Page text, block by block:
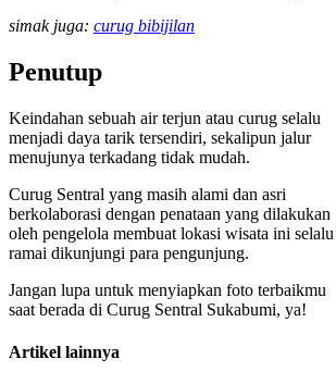
simak juga: curug bibijilan
Penutup
Keindahan sebuah air terjun atau curug selalu
menjadi daya tarik tersendiri, sekalipun jalur
menujunya terkadang tidak mudah.
Curug Sentral yang masih alami dan asri
berkolaborasi dengan penataan yang dilakukan
oleh pengelola membuat lokasi wisata ini selalu
ramai dikunjungi para pengunjung.
Jangan lupa untuk menyiapkan foto terbaikmu
saat berada di Curug Sentral Sukabumi, ya!
Artikel lainnya